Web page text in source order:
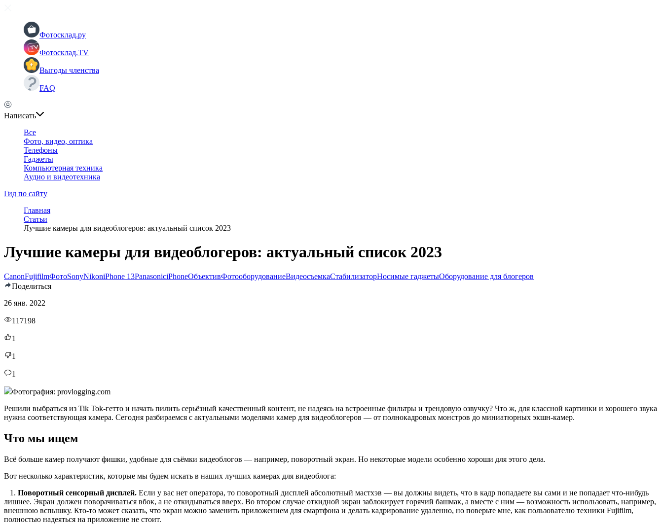
Фотосклад.ру
Фотосклад.TV
Выгоды членства
FAQ
Написать
Все
Фото, видео, оптика
Телефоны
Гаджеты
Компьютерная техника
Аудио и видеотехника
Гид по сайту
Главная
Статьи
Лучшие камеры для видеоблогеров: актуальный список 2023
Лучшие камеры для видеоблогеров: актуальный список 2023
CanonFujifilmФотоSonyNikoniPhone 13PanasoniciPhoneОбъективФотооборудованиеВидеосъемкаСтабилизаторНосимые гаджетыОборудование для блогеров
Поделиться
26 янв. 2022
117198
1
1
1
Фотография: provlogging.com
Решили выбраться из Tik Tok-гетто и начать пилить серьёзный качественный контент, не надеясь на встроенные фильтры и трендовую озвучку? Что ж, для классной картинки и хорошего звука
нужна соответствующая камера. Сегодня разбираемся с актуальными моделями камер для видеоблогеров — от полнокадровых монстров до миниатюрных экшн-камер.
Что мы ищем
Всё больше камер получают фишки, удобные для съёмки видеоблогов — например, поворотный экран. Но некоторые модели особенно хороши для этого дела.
Вот несколько характеристик, которые мы будем искать в наших лучших камерах для видеоблога:
1. Поворотный сенсорный дисплей. Если у вас нет оператора, то поворотный дисплей абсолютный мастхэв — вы должны видеть, что в кадр попадаете вы сами и не попадает что-нибудь
лишнее. Экран должен поворачиваться вбок, а не откидываться вверх. Во втором случае откидной экран заблокирует горячий башмак, а вместе с ним — возможность использовать, например,
внешнюю вспышку. Кто-то может сказать, что экран можно заменить приложением для смартфона и делать кадрирование удаленно, но поверьте мне, как пользователю техники Fujifilm,
полностью надеяться на приложение не стоит.